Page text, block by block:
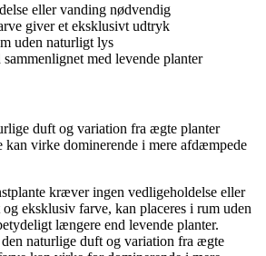
eller vanding nødvendig
giver et eksklusivt udtryk
uden naturligt lys
med levende planter
duft og variation fra ægte planter
kan virke dominerende i mere afdæmpede
kræver ingen vedligeholdelse eller
eksklusiv farve, kan placeres i rum uden
længere end levende planter.
naturlige duft og variation fra ægte